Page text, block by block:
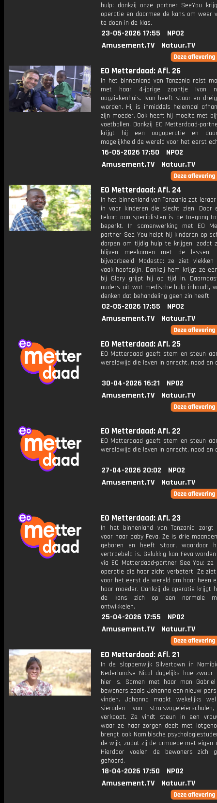
hulp: dankzij onze partner SeeYou
operatie en daarmee de kans om weer
te doen in de klas.
23-05-2026 17:55
NPO2
Amusement.TV
Natuur.TV
EO Metterdaad: Afl. 26
In het binnenland van Tanzania reist
met haar 4-jarige zoontje Ivan
oogziekenhuis. Ivan heeft staar en
worden. Hij is inmiddels helemaal
zijn moeder. Ook heeft hij moeite met
voetballen. Dankzij EO Metterdaad-
krijgt hij een oogoperatie en
mogelijkheid de wereld voor het eerst
16-05-2026 17:50
NPO2
Amusement.TV
Natuur.TV
EO Metterdaad: Afl. 24
In het binnenland van Tanzania zet
in voor kinderen die slecht zien. Door
tekort aan specialisten is de toegang
beperkt. In samenwerking met EO
partner See You helpt hij kinderen op
dorpen om tijdig hulp te krijgen, zodat
blijven meekomen met de lessen.
bijvoorbeeld Modesta: ze ziet
vaak hoofdpijn. Dankzij hem krijgt ze
bij Glory grijpt hij op tijd in.
ouders uit wat medische hulp inhoudt,
denken dat behandeling geen zin heeft.
02-05-2026 17:55
NPO2
Amusement.TV
Natuur.TV
EO Metterdaad: Afl. 25
EO Metterdaad geeft stem en steun
wereldwijd die leven in onrecht, nood en
30-04-2026 16:21
NPO2
Amusement.TV
Natuur.TV
EO Metterdaad: Afl. 22
EO Metterdaad geeft stem en steun
wereldwijd die leven in onrecht, nood en
27-04-2026 20:02
NPO2
Amusement.TV
Natuur.TV
EO Metterdaad: Afl. 23
In het binnenland van Tanzania zorgt
voor haar baby Feva. Ze is drie
geboren en heeft staar, waardoor
vertroebeld is. Gelukkig kan Feva
via EO Metterdaad-partner See You:
operatie die haar zicht verbetert. Ze
voor het eerst de wereld om haar heen
haar moeder. Dankzij de operatie krijgt
de kans zich op een normale
ontwikkelen.
25-04-2026 17:55
NPO2
Amusement.TV
Natuur.TV
EO Metterdaad: Afl. 21
In de sloppenwijk Silvertown in
Nederlandse Nicol dagelijks hoe zwaar
hier is. Samen met haar man
bewoners zoals Johanna een nieuw
vinden. Johanna maakt wekelijks
sieraden van
verkoopt. Ze vindt steun in een
waar ze haar zorgen deelt met
brengt ook Namibische
de wijk, zodat zij de armoede met eigen
Hierdoor voelen de bewoners zich
gehoord.
18-04-2026 17:50
NPO2
Amusement.TV
Natuur.TV